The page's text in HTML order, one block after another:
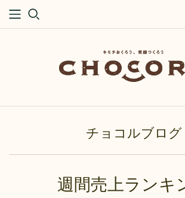
チョコルブログ
週間売上ランキ